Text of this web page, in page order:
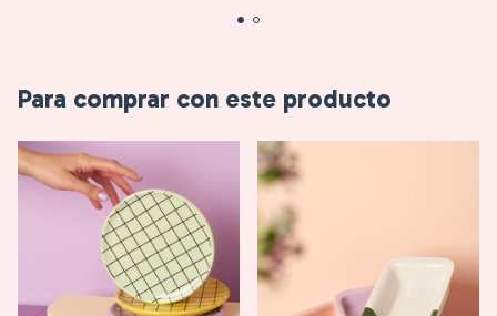
Para comprar con este producto